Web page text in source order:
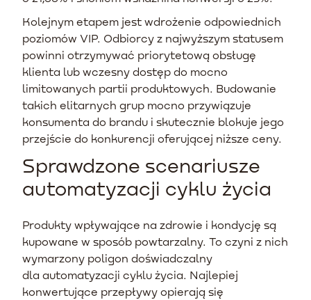
Kolejnym etapem jest wdrożenie odpowiednich
poziomów VIP. Odbiorcy z najwyższym statusem
powinni otrzymywać priorytetową obsługę
klienta lub wczesny dostęp do mocno
limitowanych partii produktowych. Budowanie
takich elitarnych grup mocno przywiązuje
konsumenta do brandu i skutecznie blokuje jego
przejście do konkurencji oferującej niższe ceny.
Sprawdzone scenariusze
automatyzacji cyklu życia
Produkty wpływające na zdrowie i kondycję są
kupowane w sposób powtarzalny. To czyni z nich
wymarzony poligon doświadczalny
dla automatyzacji cyklu życia. Najlepiej
konwertujące przepływy opierają się